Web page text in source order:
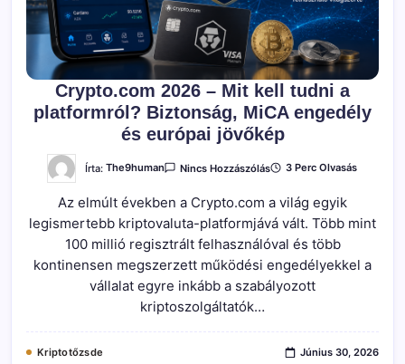
Crypto.com 2026 – Mit kell tudni a
platformról? Biztonság, MiCA engedély
és európai jövőkép
Írta: The9human Nincs HozzászólásA(z)
–
Kell
Tudni
A
Platformról?
Biztonság,
MiCA
Engedély
3 Perc Olvasás
Az elmúlt években a Crypto.com a világ egyik
legismertebb kriptovaluta-platformjává vált. Több mint
100 millió regisztrált felhasználóval és több
kontinensen megszerzett működési engedélyekkel a
vállalat egyre inkább a szabályozott
kriptoszolgáltatók…
Kriptotőzsde Június 30, 2026